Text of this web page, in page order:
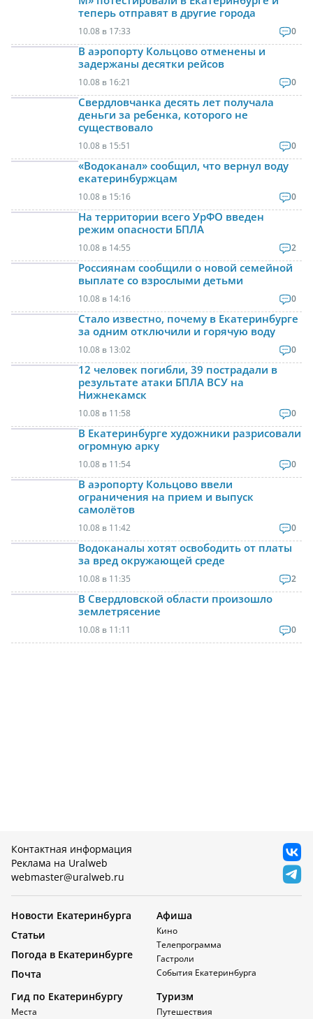
теперь отправят в другие города
10.08 в 17:33 0
В аэропорту Кольцово отменены и
задержаны десятки рейсов
10.08 в 16:21 0
Свердловчанка десять лет получала
деньги за ребенка, которого не
существовало
10.08 в 15:51 0
«Водоканал» сообщил, что вернул воду
екатеринбуржцам
10.08 в 15:16 0
На территории всего УрФО введен
режим опасности БПЛА
10.08 в 14:55 2
Россиянам сообщили о новой семейной
выплате со взрослыми детьми
10.08 в 14:16 0
Стало известно, почему в Екатеринбурге
за одним отключили и горячую воду
10.08 в 13:02 0
12 человек погибли, 39 пострадали в
результате атаки БПЛА ВСУ на
Нижнекамск
10.08 в 11:58 0
В Екатеринбурге художники разрисовали
огромную арку
10.08 в 11:54 0
В аэропорту Кольцово ввели
ограничения на прием и выпуск
самолётов
10.08 в 11:42 0
Водоканалы хотят освободить от платы
за вред окружающей среде
10.08 в 11:35 2
В Свердловской области произошло
землетрясение
10.08 в 11:11 0
Контактная информация
Реклама на Uralweb
webmaster@uralweb.ru
Новости Екатеринбурга
Статьи
Погода в Екатеринбурге
Почта
Афиша
Кино
Телепрограмма
Гастроли
События Екатеринбурга
Гид по Екатеринбургу
Места
Туризм
Путешествия